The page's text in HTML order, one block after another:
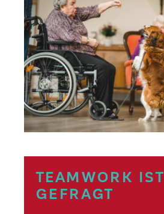
TEAMWORK IST
GEFRAGT